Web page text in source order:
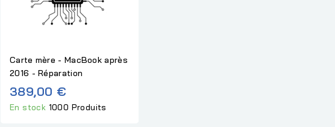
Carte mère - MacBook après
2016 - Réparation
389,00 €
En stock 1000 Produits